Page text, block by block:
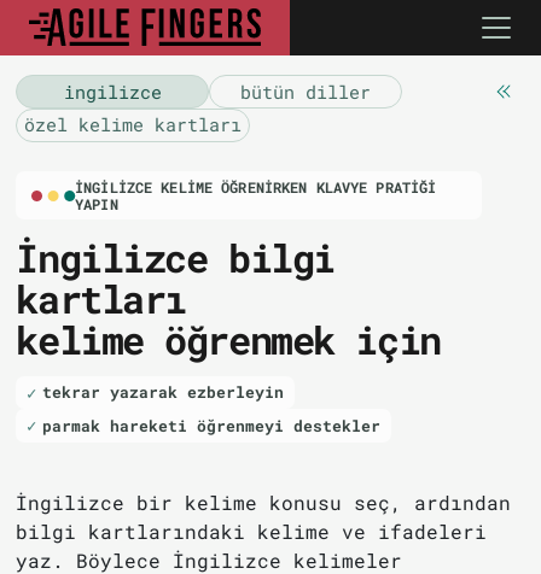
i̇ngilizce
bütün diller
özel kelime kartları
İNGILIZCE KELIME ÖĞRENIRKEN KLAVYE PRATIĞI
YAPIN
İngilizce bilgi
kartları
kelime öğrenmek için
tekrar yazarak ezberleyin
parmak hareketi öğrenmeyi destekler
İngilizce bir kelime konusu seç, ardından
bilgi kartlarındaki kelime ve ifadeleri
yaz. Böylece İngilizce kelimeler